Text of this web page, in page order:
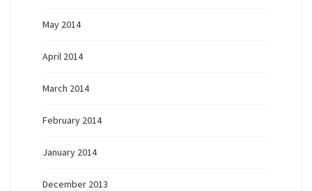
May 2014
April 2014
March 2014
February 2014
January 2014
December 2013